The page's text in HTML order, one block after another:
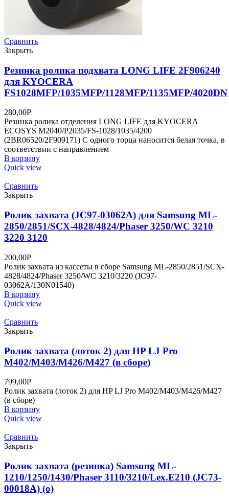
Сравнить
Закрыть
Резинка ролика подхвата LONG LIFE 2F906240
для KYOCERA
FS1028MFP/1035MFP/1128MFP/1135MFP/4020DN
280,00Р
Резинка ролика отделения LONG LIFE для KYOCERA
ECOSYS M2040/P2035/FS-1028/1035/4200
(2BR06520/2F909171) С одного торца наносится белая точка, в
соответствии с направлением
В корзину
Quick view
Сравнить
Закрыть
Ролик захвата (JC97-03062A) для Samsung ML-
2850/2851/SCX-4828/4824/Phaser 3250/WC 3210
3220 3120
200,00Р
Ролик захвата из кассеты в сборе Samsung ML-2850/2851/SCX-
4828/4824/Phaser 3250/WC 3210/3220 (JC97-
03062A/130N01540)
В корзину
Quick view
Сравнить
Закрыть
Ролик захвата (лоток 2) для HP LJ Pro
M402/M403/M426/M427 (в сборе)
799,00Р
Ролик захвата (лоток 2) для HP LJ Pro M402/M403/M426/M427
(в сборе)
В корзину
Quick view
Сравнить
Закрыть
Ролик захвата (резинка) Samsung ML-
1210/1250/1430/Phaser 3110/3210/Lex.E210 (JC73-
00018A) (o)